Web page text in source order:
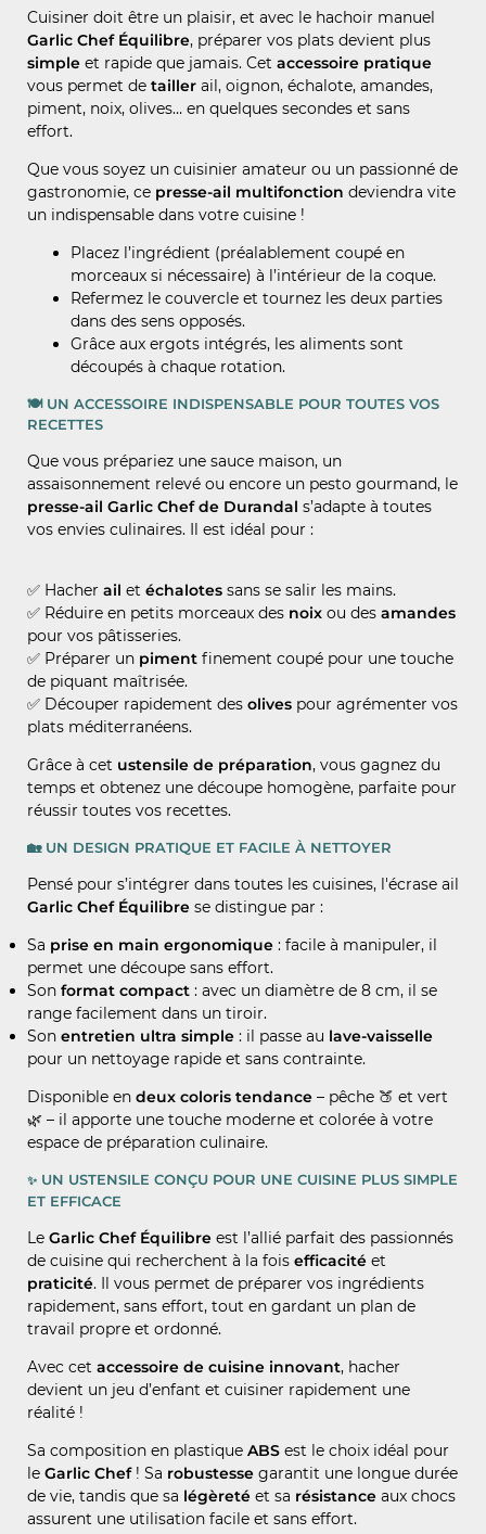
Cuisiner doit être un plaisir, et avec le hachoir manuel
Garlic Chef Équilibre, préparer vos plats devient plus
simple et rapide que jamais. Cet accessoire pratique
vous permet de tailler ail, oignon, échalote, amandes,
piment, noix, olives… en quelques secondes et sans
effort.
Que vous soyez un cuisinier amateur ou un passionné de
gastronomie, ce presse-ail multifonction deviendra vite
un indispensable dans votre cuisine !
Placez l’ingrédient (préalablement coupé en
morceaux si nécessaire) à l’intérieur de la coque.
Refermez le couvercle et tournez les deux parties
dans des sens opposés.
Grâce aux ergots intégrés, les aliments sont
découpés à chaque rotation.
🍽️ UN ACCESSOIRE INDISPENSABLE POUR TOUTES VOS
RECETTES
Que vous prépariez une sauce maison, un
assaisonnement relevé ou encore un pesto gourmand, le
presse-ail Garlic Chef de Durandal s’adapte à toutes
vos envies culinaires. Il est idéal pour :
✅ Hacher ail et échalotes sans se salir les mains.
✅ Réduire en petits morceaux des noix ou des amandes
pour vos pâtisseries.
✅ Préparer un piment finement coupé pour une touche
de piquant maîtrisée.
✅ Découper rapidement des olives pour agrémenter vos
plats méditerranéens.
Grâce à cet ustensile de préparation, vous gagnez du
temps et obtenez une découpe homogène, parfaite pour
réussir toutes vos recettes.
🏡 UN DESIGN PRATIQUE ET FACILE À NETTOYER
Pensé pour s’intégrer dans toutes les cuisines, l'écrase ail
Garlic Chef Équilibre se distingue par :
Sa prise en main ergonomique : facile à manipuler, il
permet une découpe sans effort.
Son format compact : avec un diamètre de 8 cm, il se
range facilement dans un tiroir.
Son entretien ultra simple : il passe au lave-vaisselle
pour un nettoyage rapide et sans contrainte.
Disponible en deux coloris tendance – pêche 🍑 et vert
🌿 – il apporte une touche moderne et colorée à votre
espace de préparation culinaire.
✨ UN USTENSILE CONÇU POUR UNE CUISINE PLUS SIMPLE
ET EFFICACE
Le Garlic Chef Équilibre est l’allié parfait des passionnés
de cuisine qui recherchent à la fois efficacité et
praticité. Il vous permet de préparer vos ingrédients
rapidement, sans effort, tout en gardant un plan de
travail propre et ordonné.
Avec cet accessoire de cuisine innovant, hacher
devient un jeu d’enfant et cuisiner rapidement une
réalité !
Sa composition en plastique ABS est le choix idéal pour
le Garlic Chef! Sa robustesse garantit une longue durée
de vie, tandis que sa légèreté et sa résistance aux chocs
assurent une utilisation facile et sans effort.